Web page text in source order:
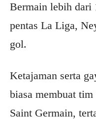
Bermain lebih dari
pentas La Liga,
gol.
Ketajaman serta
biasa membuat
Saint Germain,